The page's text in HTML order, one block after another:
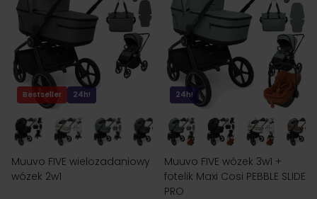
Bestseller 24h!
Muuvo FIVE wielozadaniowy
wózek 2w1
24h!
Muuvo FIVE wózek 3w1 +
fotelik Maxi Cosi PEBBLE SLIDE
PRO